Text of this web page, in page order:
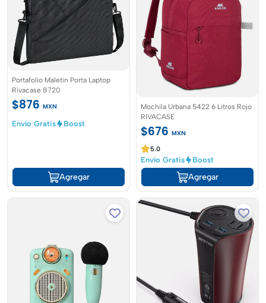
SKU: 8037 GRIS
🎯 Ideal para ejecutivos, estudiantes y viajeros exigentes que
buscan proteger su laptop con estilo y eficiencia. El RivaCase
8037 es mucho más que un maletín: es una herramienta de
Portafolio Maletin Porta Laptop
Rivacase 8720
$876 MXN
Envío Gratis
Boost
Agregar
Mochila Urbana 5422 6 Litros Rojo
RIVACASE
$676 MXN
5.0
Envío Gratis Boost
Agregar